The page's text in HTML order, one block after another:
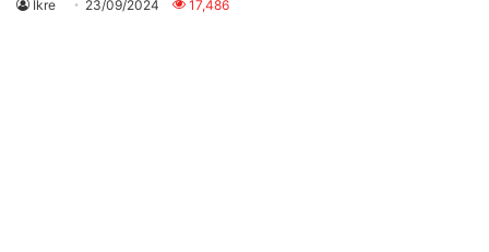
Ikre 23/09/2024 17,486